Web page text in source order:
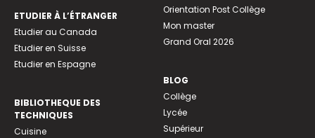
ETUDIER À L’ÉTRANGER
Etudier au Canada
Etudier en Suisse
Etudier en Espagne
BIBLIOTHEQUE DES
TECHNIQUES
Cuisine
Orientation Post Collège
Mon master
Grand Oral 2026
BLOG
Collège
Lycée
Supérieur